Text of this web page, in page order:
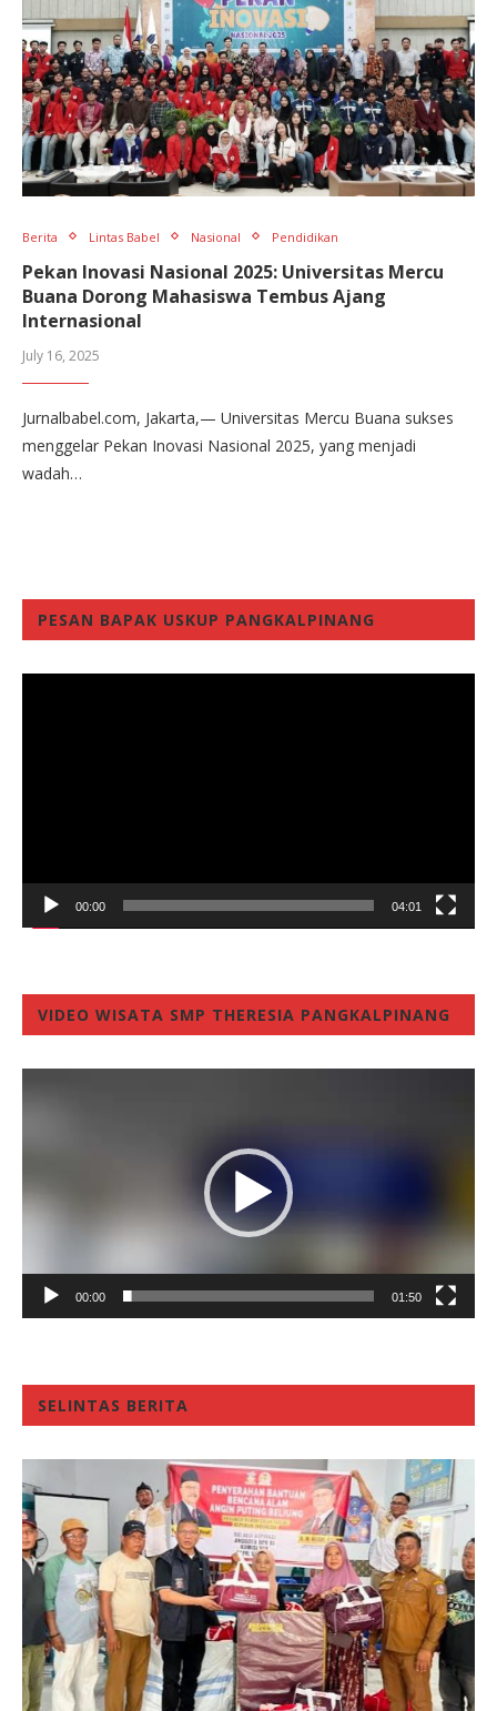
Berita Lintas Babel Nasional Pendidikan
Pekan Inovasi Nasional 2025: Universitas Mercu
Buana Dorong Mahasiswa Tembus Ajang
Internasional
July 16, 2025
Jurnalbabel.com, Jakarta,— Universitas Mercu Buana sukses
menggelar Pekan Inovasi Nasional 2025, yang menjadi
wadah…
PESAN BAPAK USKUP PANGKALPINANG
00:00 04:01
VIDEO WISATA SMP THERESIA PANGKALPINANG
00:00 01:50
SELINTAS BERITA